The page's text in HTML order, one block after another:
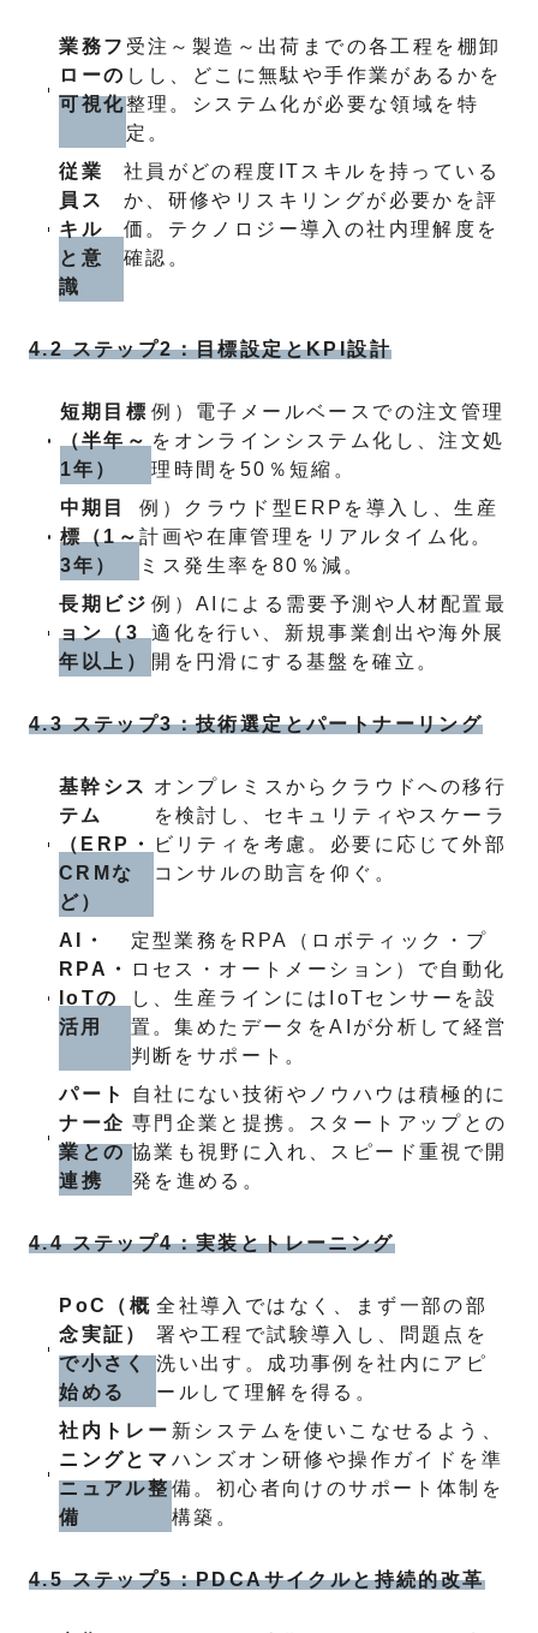
業務フ
ローの
可視化
受注～製造～出荷までの各工程を棚卸
しし、どこに無駄や手作業があるかを
整理。システム化が必要な領域を特
定。
従業
員ス
キル
と意
識
社員がどの程度ITスキルを持っている
か、研修やリスキリングが必要かを評
価。テクノロジー導入の社内理解度を
確認。
4.2 ステップ2：目標設定とKPI設計
短期目標
（半年～
1年）
例）電子メールベースでの注文管理
をオンラインシステム化し、注文処
理時間を50％短縮。
中期目
標（1～
3年）
例）クラウド型ERPを導入し、生産
計画や在庫管理をリアルタイム化。
ミス発生率を80％減。
長期ビジ
ョン（3
年以上）
例）AIによる需要予測や人材配置最
適化を行い、新規事業創出や海外展
開を円滑にする基盤を確立。
4.3 ステップ3：技術選定とパートナーリング
基幹シス
テム
（ERP・
CRMな
ど）
オンプレミスからクラウドへの移行
を検討し、セキュリティやスケーラ
ビリティを考慮。必要に応じて外部
コンサルの助言を仰ぐ。
AI・
RPA・
IoTの
活用
定型業務をRPA（ロボティック・プ
ロセス・オートメーション）で自動化
し、生産ラインにはIoTセンサーを設
置。集めたデータをAIが分析して経営
判断をサポート。
パート
ナー企
業との
連携
自社にない技術やノウハウは積極的に
専門企業と提携。スタートアップとの
協業も視野に入れ、スピード重視で開
発を進める。
4.4 ステップ4：実装とトレーニング
PoC（概
念実証）
で小さく
始める
全社導入ではなく、まず一部の部
署や工程で試験導入し、問題点を
洗い出す。成功事例を社内にアピ
ールして理解を得る。
社内トレー
ニングとマ
ニュアル整
備
新システムを使いこなせるよう、
ハンズオン研修や操作ガイドを準
備。初心者向けのサポート体制を
構築。
4.5 ステップ5：PDCAサイクルと持続的改革